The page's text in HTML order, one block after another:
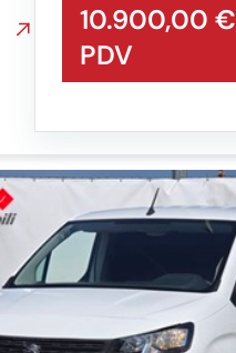
10.900,00 €
PDV